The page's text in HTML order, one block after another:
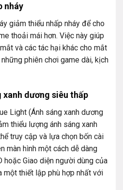
nháy
giảm thiểu nhấp nháy để cho
thoải mái hơn. Việc này giúp
và các tác hại khác cho mắt
phiên chơi game dài, kịch
xanh dương siêu thấp
Light (Ánh sáng xanh dương
thiểu lượng ánh sáng xanh
truy cập và lựa chọn bốn cài
màn hình một cách dễ dàng
hoặc Giao diện người dùng của
một thiết lập phù hợp nhất với